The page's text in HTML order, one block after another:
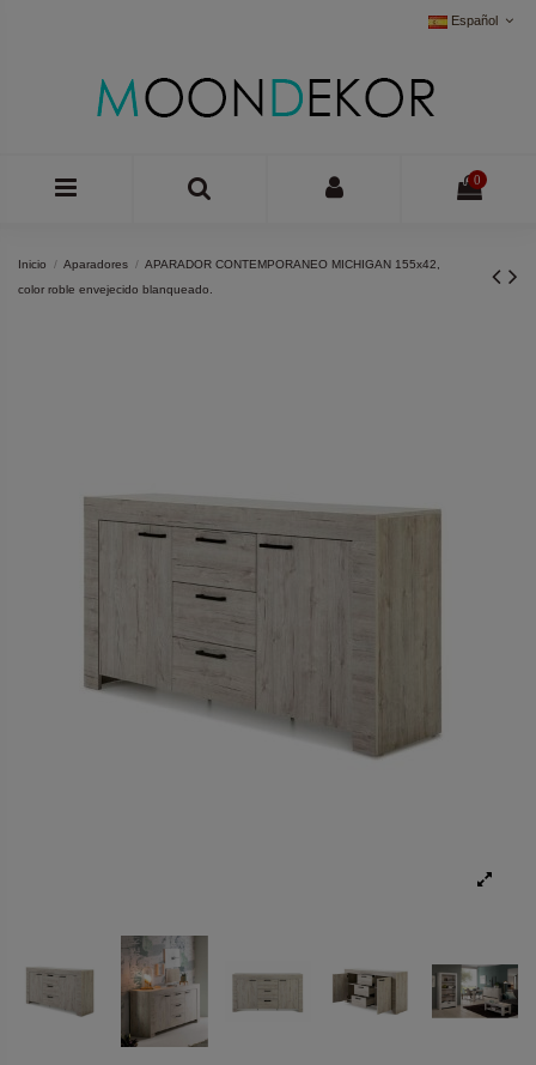
Español
0
Inicio Aparadores
APARADOR CONTEMPORANEO MICHIGAN 155x42,
color roble envejecido blanqueado.